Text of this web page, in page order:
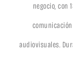
negocio, con
audiovisuales.